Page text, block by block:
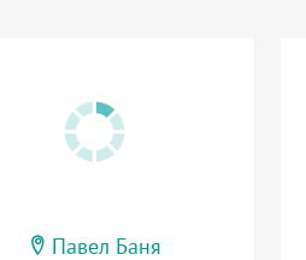
Павел Баня